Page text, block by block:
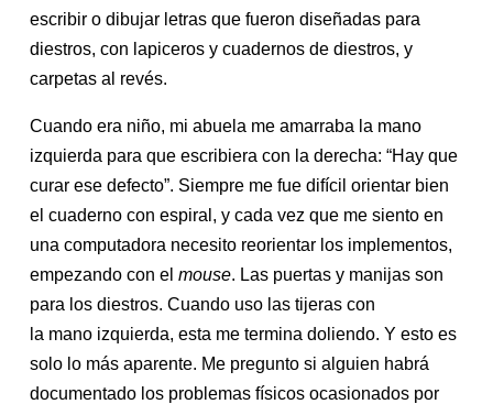
escribir o dibujar letras que fueron diseñadas para
diestros, con lapiceros y cuadernos de diestros, y
carpetas al revés.
Cuando era niño, mi abuela me amarraba la mano
izquierda para que escribiera con la derecha: “Hay que
curar ese defecto”. Siempre me fue difícil orientar bien
el cuaderno con espiral, y cada vez que me siento en
una computadora necesito reorientar los implementos,
empezando con el mouse. Las puertas y manijas son
para los diestros. Cuando uso las tijeras con
la mano izquierda, esta me termina doliendo. Y esto es
solo lo más aparente. Me pregunto si alguien habrá
documentado los problemas físicos ocasionados por